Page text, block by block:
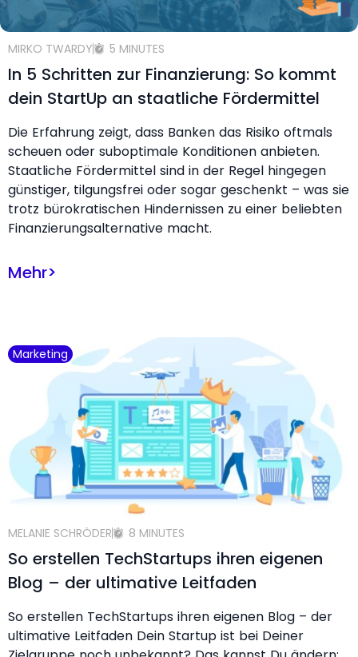
MIRKO TWARDY 5 MINUTES
In 5 Schritten zur Finanzierung: So kommt
dein StartUp an staatliche Fördermittel
Die Erfahrung zeigt, dass Banken das Risiko oftmals
scheuen oder suboptimale Konditionen anbieten.
Staatliche Fördermittel sind in der Regel hingegen
günstiger, tilgungsfrei oder sogar geschenkt – was sie
trotz bürokratischen Hindernissen zu einer beliebten
Finanzierungsalternative macht.
Mehr>
Marketing
MELANIE SCHRÖDER 8 MINUTES
So erstellen TechStartups ihren eigenen
Blog – der ultimative Leitfaden
So erstellen TechStartups ihren eigenen Blog – der
ultimative Leitfaden Dein Startup ist bei Deiner